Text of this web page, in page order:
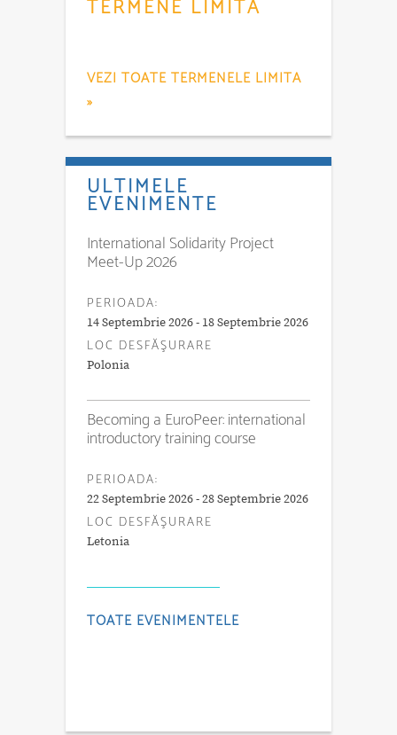
TERMENE LIMITĂ
VEZI TOATE TERMENELE LIMITA
»
ULTIMELE
EVENIMENTE
International Solidarity Project
Meet-Up 2026
PERIOADA:
14 Septembrie 2026 - 18 Septembrie 2026
LOC DESFĂŞURARE
Polonia
Becoming a EuroPeer: international
introductory training course
PERIOADA:
22 Septembrie 2026 - 28 Septembrie 2026
LOC DESFĂŞURARE
Letonia
TOATE EVENIMENTELE